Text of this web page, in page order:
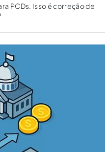
PCDs. Isso é correção de